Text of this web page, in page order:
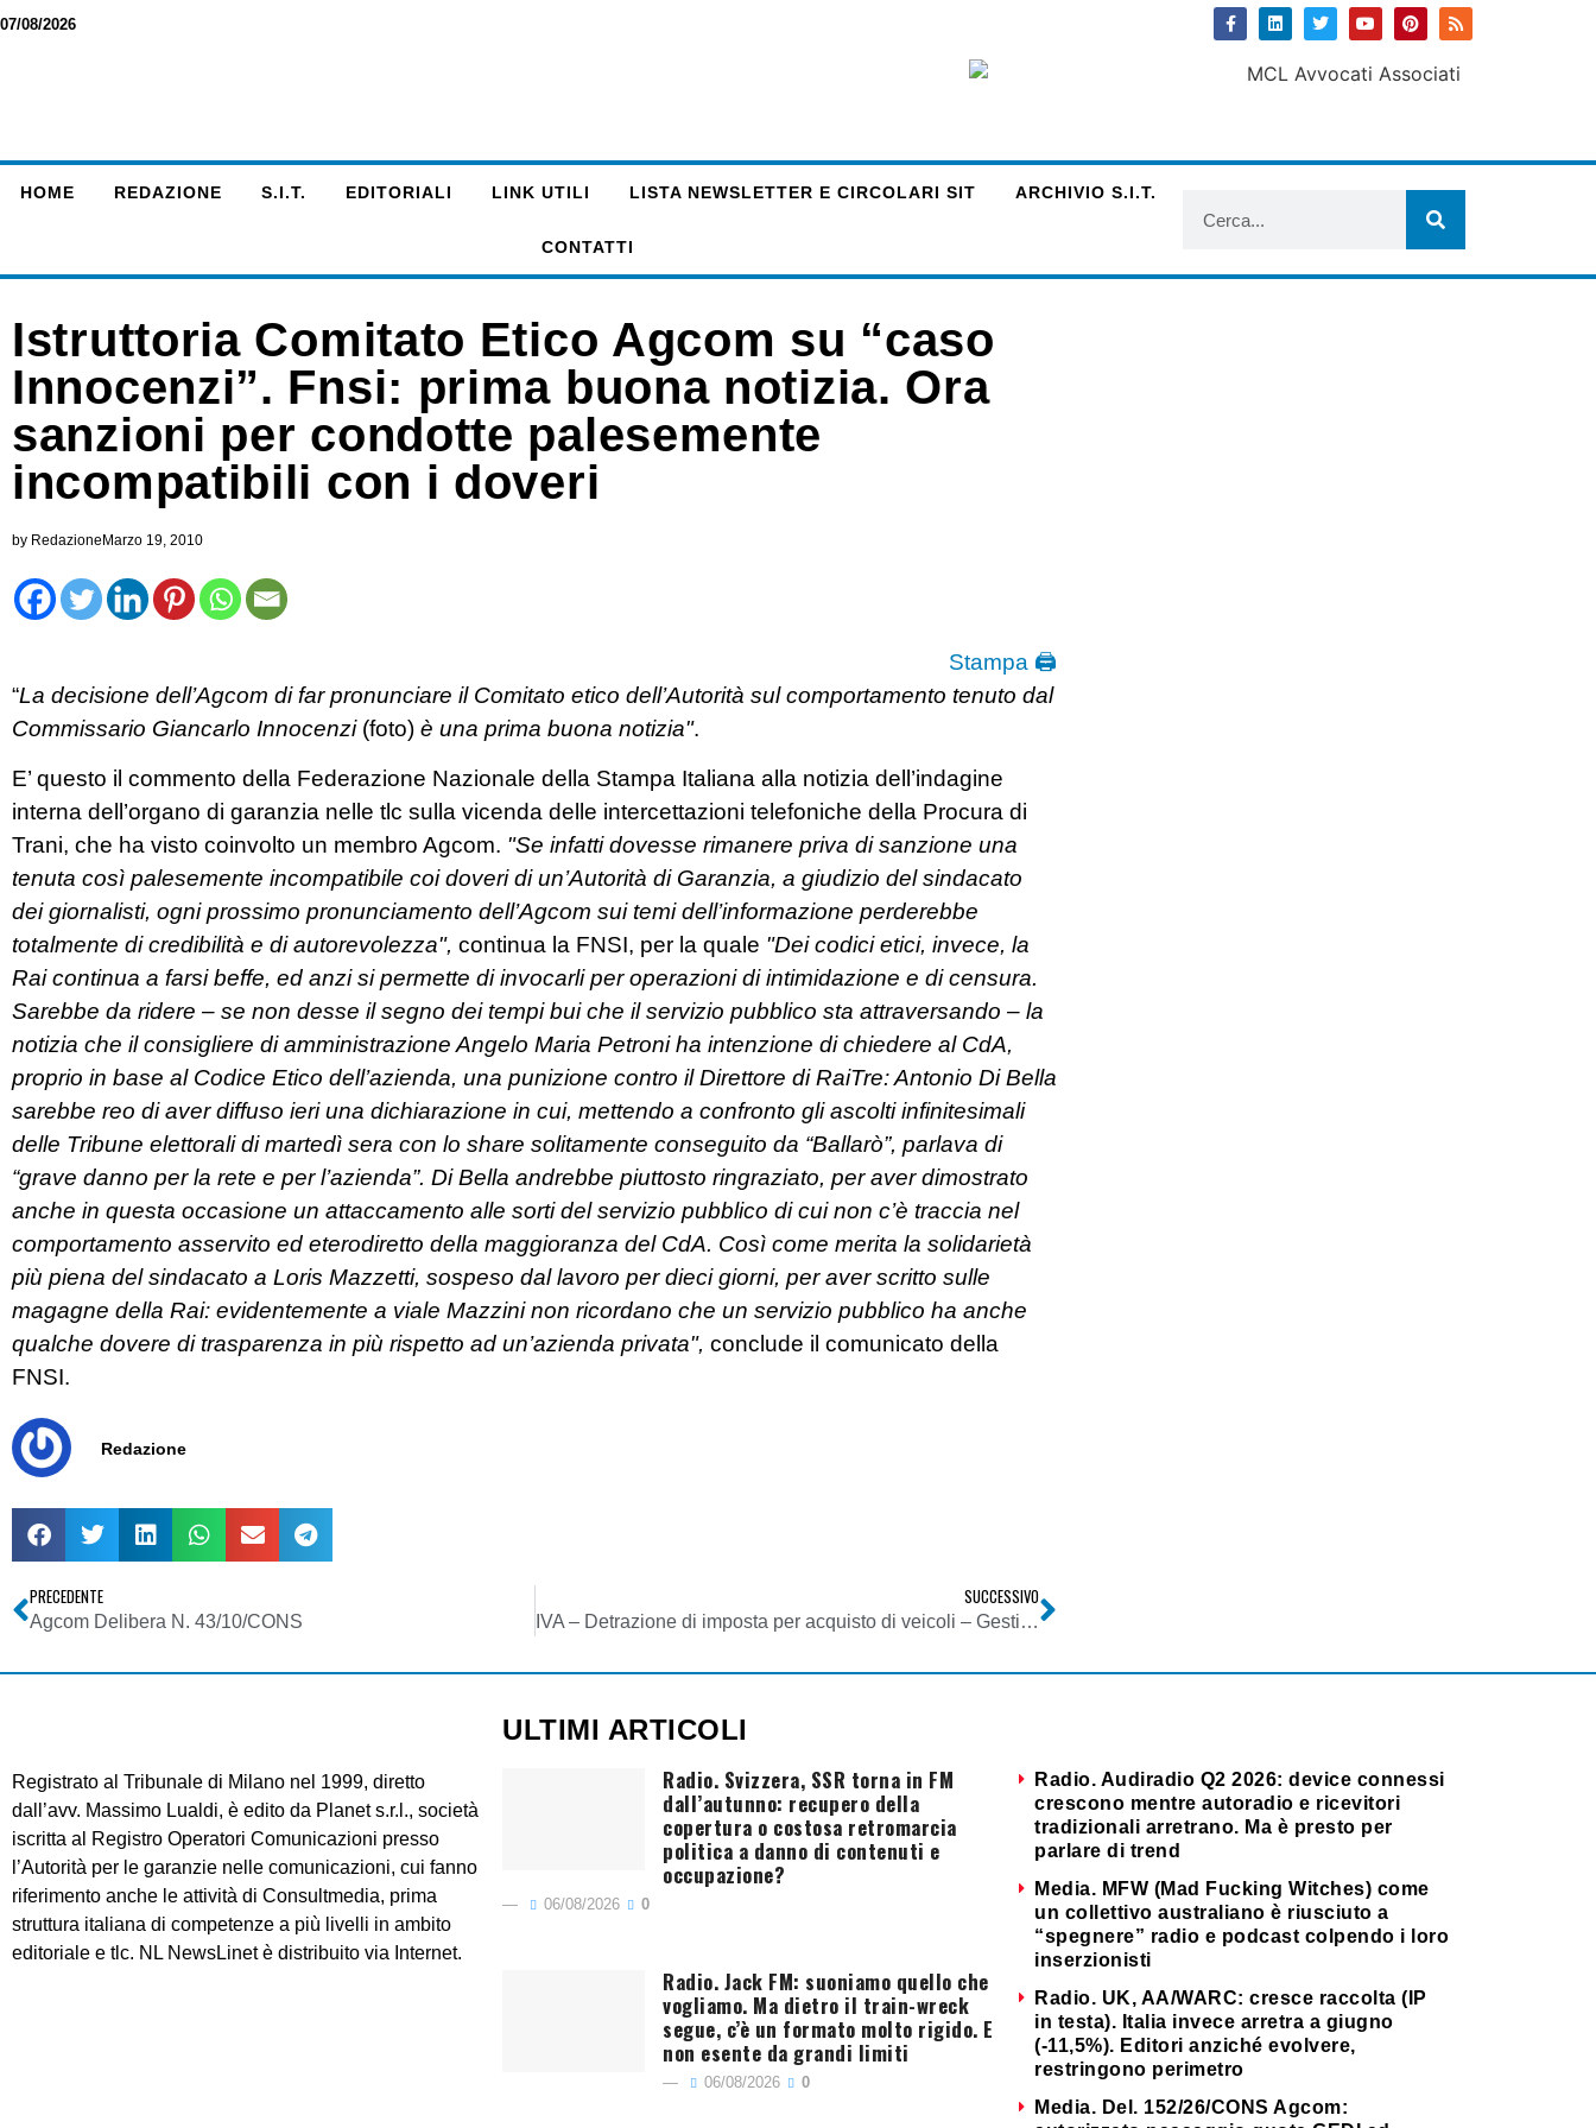
07/08/2026
HOME REDAZIONE S.I.T. EDITORIALI LINK UTILI LISTA NEWSLETTER E CIRCOLARI SIT ARCHIVIO S.I.T.
CONTATTI
Istruttoria Comitato Etico Agcom su “caso
Innocenzi”. Fnsi: prima buona notizia. Ora
sanzioni per condotte palesemente
incompatibili con i doveri
by Redazione Marzo 19, 2010
Stampa 🖨
“La decisione dell’Agcom di far pronunciare il Comitato etico dell’Autorità sul comportamento tenuto dal
Commissario Giancarlo Innocenzi (foto) è una prima buona notizia".
E’ questo il commento della Federazione Nazionale della Stampa Italiana alla notizia dell’indagine
interna dell’organo di garanzia nelle tlc sulla vicenda delle intercettazioni telefoniche della Procura di
Trani, che ha visto coinvolto un membro Agcom. "Se infatti dovesse rimanere priva di sanzione una
tenuta così palesemente incompatibile coi doveri di un’Autorità di Garanzia, a giudizio del sindacato
dei giornalisti, ogni prossimo pronunciamento dell’Agcom sui temi dell’informazione perderebbe
totalmente di credibilità e di autorevolezza", continua la FNSI, per la quale "Dei codici etici, invece, la
Rai continua a farsi beffe, ed anzi si permette di invocarli per operazioni di intimidazione e di censura.
Sarebbe da ridere – se non desse il segno dei tempi bui che il servizio pubblico sta attraversando – la
notizia che il consigliere di amministrazione Angelo Maria Petroni ha intenzione di chiedere al CdA,
proprio in base al Codice Etico dell’azienda, una punizione contro il Direttore di RaiTre: Antonio Di Bella
sarebbe reo di aver diffuso ieri una dichiarazione in cui, mettendo a confronto gli ascolti infinitesimali
delle Tribune elettorali di martedì sera con lo share solitamente conseguito da “Ballarò”, parlava di
“grave danno per la rete e per l’azienda”. Di Bella andrebbe piuttosto ringraziato, per aver dimostrato
anche in questa occasione un attaccamento alle sorti del servizio pubblico di cui non c’è traccia nel
comportamento asservito ed eterodiretto della maggioranza del CdA. Così come merita la solidarietà
più piena del sindacato a Loris Mazzetti, sospeso dal lavoro per dieci giorni, per aver scritto sulle
magagne della Rai: evidentemente a viale Mazzini non ricordano che un servizio pubblico ha anche
qualche dovere di trasparenza in più rispetto ad un’azienda privata", conclude il comunicato della
FNSI.
Redazione
PRECEDENTE
Agcom Delibera N. 43/10/CONS
SUCCESSIVO
IVA – Detrazione di imposta per acquisto di veicoli – Gestione del contenzioso pendente
Registrato al Tribunale di Milano nel 1999, diretto
dall’avv. Massimo Lualdi, è edito da Planet s.r.l., società
iscritta al Registro Operatori Comunicazioni presso
l’Autorità per le garanzie nelle comunicazioni, cui fanno
riferimento anche le attività di Consultmedia, prima
struttura italiana di competenze a più livelli in ambito
editoriale e tlc. NL NewsLinet è distribuito via Internet.
ULTIMI ARTICOLI
Radio. Svizzera, SSR torna in FM
dall’autunno: recupero della
copertura o costosa retromarcia
politica a danno di contenuti e
occupazione?
06/08/2026 0
Radio. Jack FM: suoniamo quello che
vogliamo. Ma dietro il train-wreck
segue, c’è un formato molto rigido. E
non esente da grandi limiti
06/08/2026 0
Radio. Audiradio Q2 2026: device connessi
crescono mentre autoradio e ricevitori
tradizionali arretrano. Ma è presto per
parlare di trend
Media. MFW (Mad Fucking Witches) come
un collettivo australiano è riusciuto a
“spegnere” radio e podcast colpendo i loro
inserzionisti
Radio. UK, AA/WARC: cresce raccolta (IP
in testa). Italia invece arretra a giugno
(-11,5%). Editori anziché evolvere,
restringono perimetro
Media. Del. 152/26/CONS Agcom: